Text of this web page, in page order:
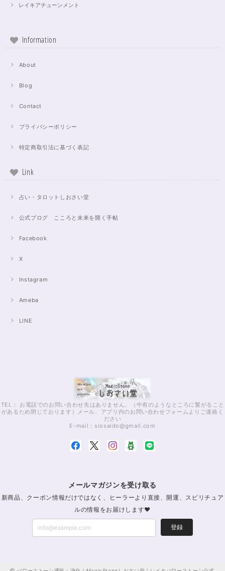
レイキアチューンメント
Information
About
Blog
Contact
プライバシーポリシー
特定商取引法に基づく表記
Link
占い・タロットしおさい堂
公式ブログ こころと未来を開く手帖
Facebook
X
Instagram
Ameba
LINE
TEL： お電話でのお問い合わせ先はありません。（中有のようなところに繋がること
があるため閉じております）メール、アプリ内のお問い合わせフォームよりご連絡く
ださい
E-mail： siosaido@gmail.com
メールマガジンを受け取る
新商品、クーポン情報だけではなく、ヒーラーより直接、開運、スピリチュア
ルの情報をお届けします♥
登録